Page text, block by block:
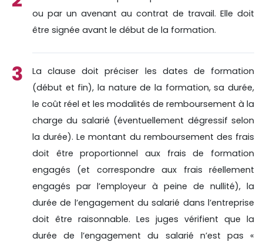
ou par un avenant au contrat de travail. Elle doit
être signée avant le début de la formation.
La clause doit préciser les dates de formation
(début et fin), la nature de la formation, sa durée,
le coût réel et les modalités de remboursement à la
charge du salarié (éventuellement dégressif selon
la durée). Le montant du remboursement des frais
doit être proportionnel aux frais de formation
engagés (et correspondre aux frais réellement
engagés par l’employeur à peine de nullité), la
durée de l’engagement du salarié dans l’entreprise
doit être raisonnable. Les juges vérifient que la
durée de l’engagement du salarié n’est pas «